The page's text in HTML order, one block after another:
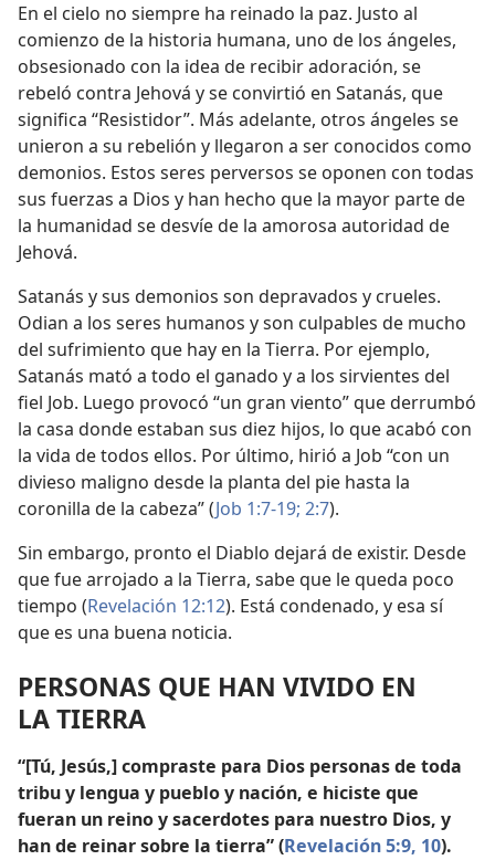
En el cielo no siempre ha reinado la paz. Justo al
comienzo de la historia humana, uno de los ángeles,
obsesionado con la idea de recibir adoración, se
rebeló contra Jehová y se convirtió en Satanás, que
significa “Resistidor”. Más adelante, otros ángeles se
unieron a su rebelión y llegaron a ser conocidos como
demonios. Estos seres perversos se oponen con todas
sus fuerzas a Dios y han hecho que la mayor parte de
la humanidad se desvíe de la amorosa autoridad de
Jehová.
Satanás y sus demonios son depravados y crueles.
Odian a los seres humanos y son culpables de mucho
del sufrimiento que hay en la Tierra. Por ejemplo,
Satanás mató a todo el ganado y a los sirvientes del
fiel Job. Luego provocó “un gran viento” que derrumbó
la casa donde estaban sus diez hijos, lo que acabó con
la vida de todos ellos. Por último, hirió a Job “con un
divieso maligno desde la planta del pie hasta la
coronilla de la cabeza” (Job 1:7-19; 2:7).
Sin embargo, pronto el Diablo dejará de existir. Desde
que fue arrojado a la Tierra, sabe que le queda poco
tiempo (Revelación 12:12). Está condenado, y esa sí
que es una buena noticia.
PERSONAS QUE HAN VIVIDO EN
LA TIERRA
“[Tú, Jesús,] compraste para Dios personas de toda
tribu y lengua y pueblo y nación, e hiciste que
fueran un reino y sacerdotes para nuestro Dios, y
han de reinar sobre la tierra” (Revelación 5:9, 10).